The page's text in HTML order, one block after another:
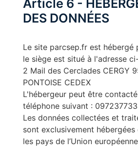
Article 6 -
DES DONNÉES
Le site parcsep.fr est hébergé
le siège est situé à l'adresse
2 Mail des Cerclades CERGY
PONTOISE CEDEX
L'hébergeur peut être
téléphone suivant :
Les données collectées et
sont exclusivement
les pays de l’Union